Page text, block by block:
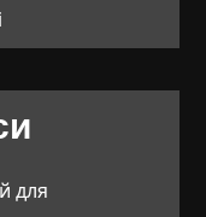
для